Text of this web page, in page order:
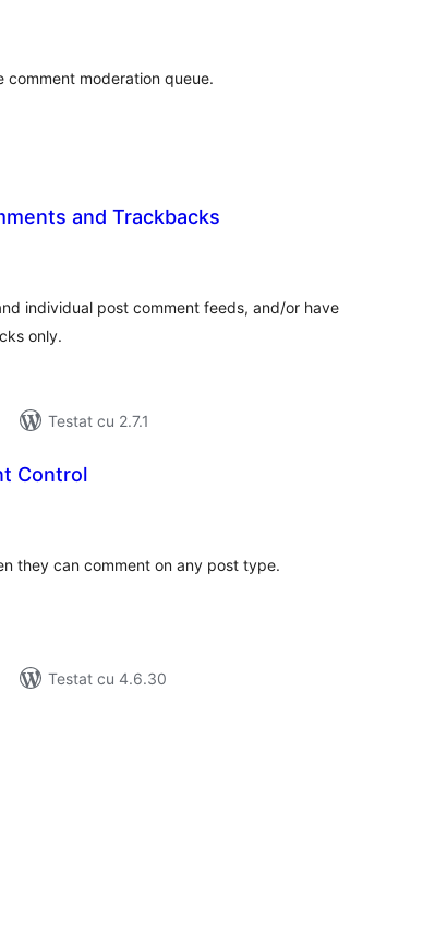
moderation queue.
and Trackbacks
individual post comment feeds, and/or have
only.
Testat cu 2.7.1
Control
they can comment on any post type.
Testat cu 4.6.30